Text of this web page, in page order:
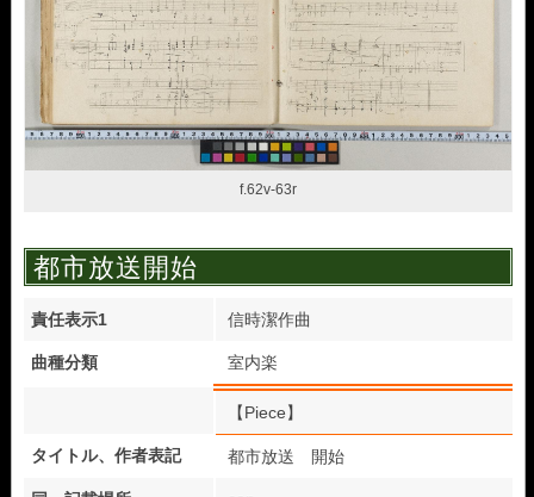
f.62v-63r
都市放送開始
責任表示1 信時潔作曲
曲種分類 室内楽
【Piece】
タイトル、作者表記 都市放送 開始